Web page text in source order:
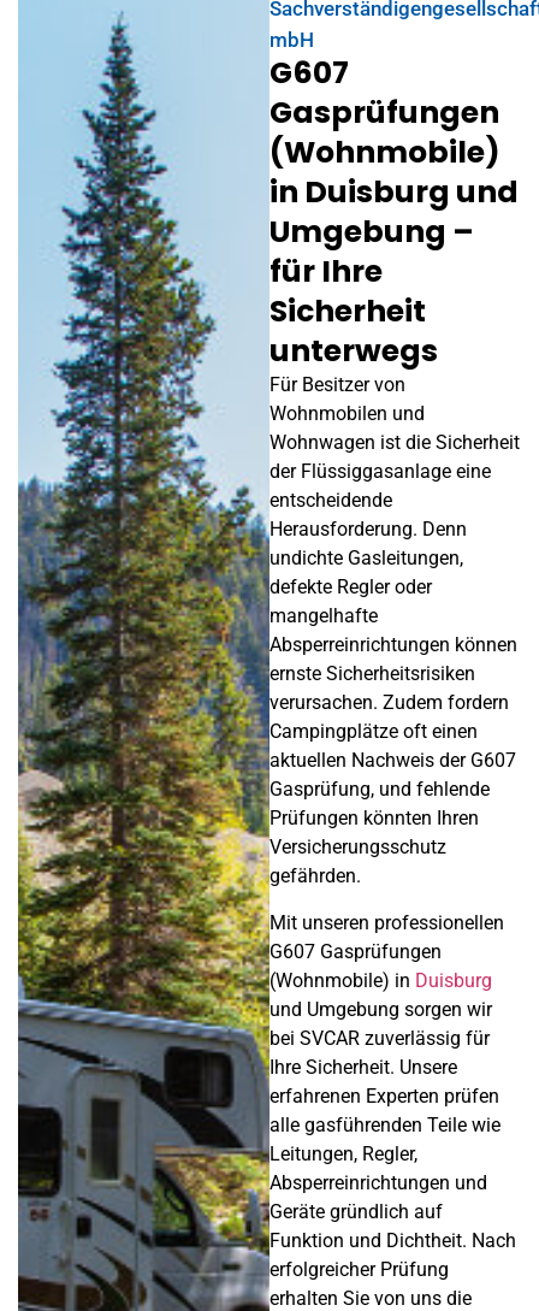
mbH
G607
Gasprüfungen
(Wohnmobile)
in Duisburg und
Umgebung –
für Ihre
Sicherheit
unterwegs
Für Besitzer von
Wohnmobilen und
Wohnwagen ist die Sicherheit
der Flüssiggasanlage eine
entscheidende
Herausforderung. Denn
undichte Gasleitungen,
defekte Regler oder
mangelhafte
Absperreinrichtungen können
ernste Sicherheitsrisiken
verursachen. Zudem fordern
Campingplätze oft einen
aktuellen Nachweis der G607
Gasprüfung, und fehlende
Prüfungen könnten Ihren
Versicherungsschutz
gefährden.
Mit unseren professionellen
G607 Gasprüfungen
(Wohnmobile) in Duisburg
und Umgebung sorgen wir
bei SVCAR zuverlässig für
Ihre Sicherheit. Unsere
erfahrenen Experten prüfen
alle gasführenden Teile wie
Leitungen, Regler,
Absperreinrichtungen und
Geräte gründlich auf
Funktion und Dichtheit. Nach
erfolgreicher Prüfung
erhalten Sie von uns die